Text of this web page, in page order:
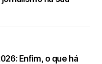
Enfim, o que há